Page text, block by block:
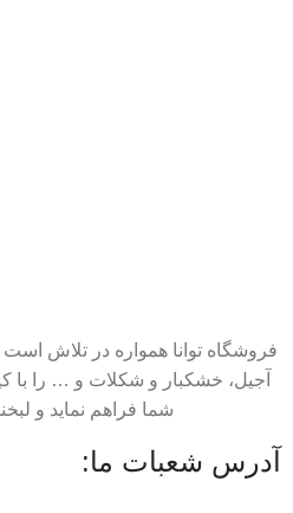
فروشگاه توانا همواره در تلاش است
آجیل، خشکبار و شکلات و … را با
شما فراهم نماید و
آدرس شعبات ما: